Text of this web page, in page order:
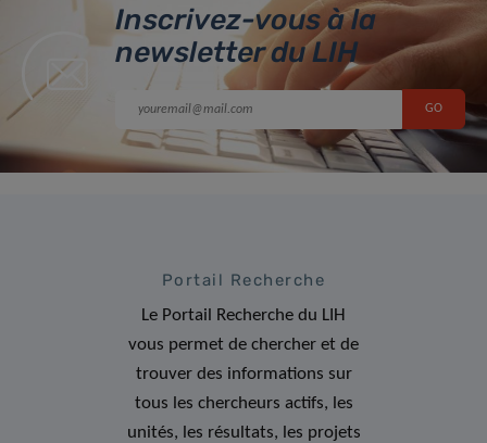
Inscrivez-vous à la
newsletter du LIH
Portail Recherche
Le Portail Recherche du LIH
vous permet de chercher et de
trouver des informations sur
tous les chercheurs actifs, les
unités, les résultats, les projets